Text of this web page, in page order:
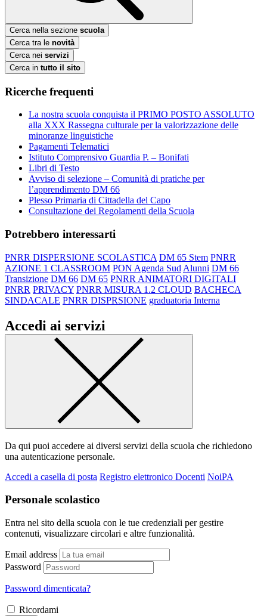
Cerca nella sezione scuola
Cerca tra le novità
Cerca nei servizi
Cerca in tutto il sito
Ricerche frequenti
La nostra scuola conquista il PRIMO POSTO ASSOLUTO
alla XXX Rassegna culturale per la valorizzazione delle
minoranze linguistiche
Pagamenti Telematici
Istituto Comprensivo Guardia P. – Bonifati
Libri di Testo
Avviso di selezione – Comunità di pratiche per
l’apprendimento DM 66
Plesso Primaria di Cittadella del Capo
Consultazione dei Regolamenti della Scuola
Potrebbero interessarti
PNRR DISPERSIONE SCOLASTICA DM 65 Stem PNRR
AZIONE 1 CLASSROOM PON Agenda Sud Alunni DM 66
Transizione DM 66 DM 65 PNRR ANIMATORI DIGITALI
PNRR PRIVACY PNRR MISURA 1.2 CLOUD BACHECA
SINDACALE PNRR DISPRSIONE graduatoria Interna
Accedi ai servizi
Da qui puoi accedere ai diversi servizi della scuola che richiedono
una autenticazione personale.
Accedi a casella di posta Registro elettronico Docenti NoiPA
Personale scolastico
Entra nel sito della scuola con le tue credenziali per gestire
contenuti, visualizzare circolari e altre funzionalità.
Email address
Password
Password dimenticata?
Ricordami